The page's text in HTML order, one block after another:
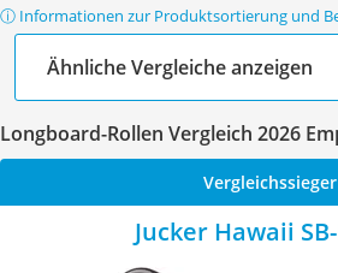
ⓘ Informationen zur Produktsortierung und
Ähnliche Vergleiche anzeigen
Longboard-Rollen Vergleich 2026
Vergleichssieger
Jucker Hawaii